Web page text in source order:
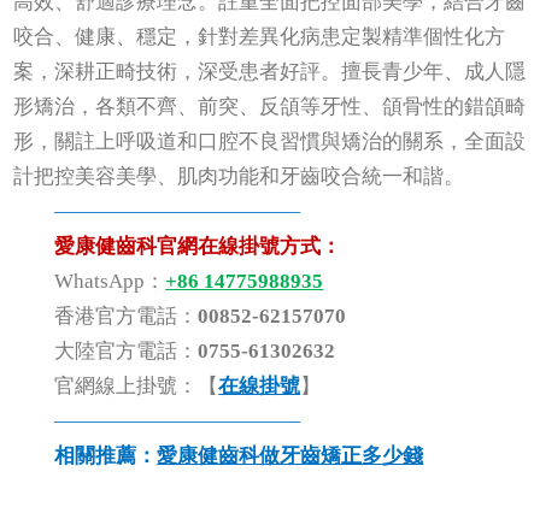
咬合、健康、穩定，針對差異化病患定製精準個性化方
案，深耕正畸技術，深受患者好評。擅長青少年、成人隱
形矯治，各類不齊、前突、反頜等牙性、頜骨性的錯頜畸
形，關註上呼吸道和口腔不良習慣與矯治的關系，全面設
計把控美容美學、肌肉功能和牙齒咬合統一和諧。
————————————
愛康健齒科官網在線掛號方式：
WhatsApp：+86 14775988935
香港官方電話：00852-62157070
大陸官方電話：0755-61302632
官網線上掛號：【在線掛號】
————————————
相關推薦：愛康健齒科做牙齒矯正多少錢